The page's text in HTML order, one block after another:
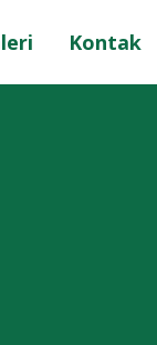
Kontak